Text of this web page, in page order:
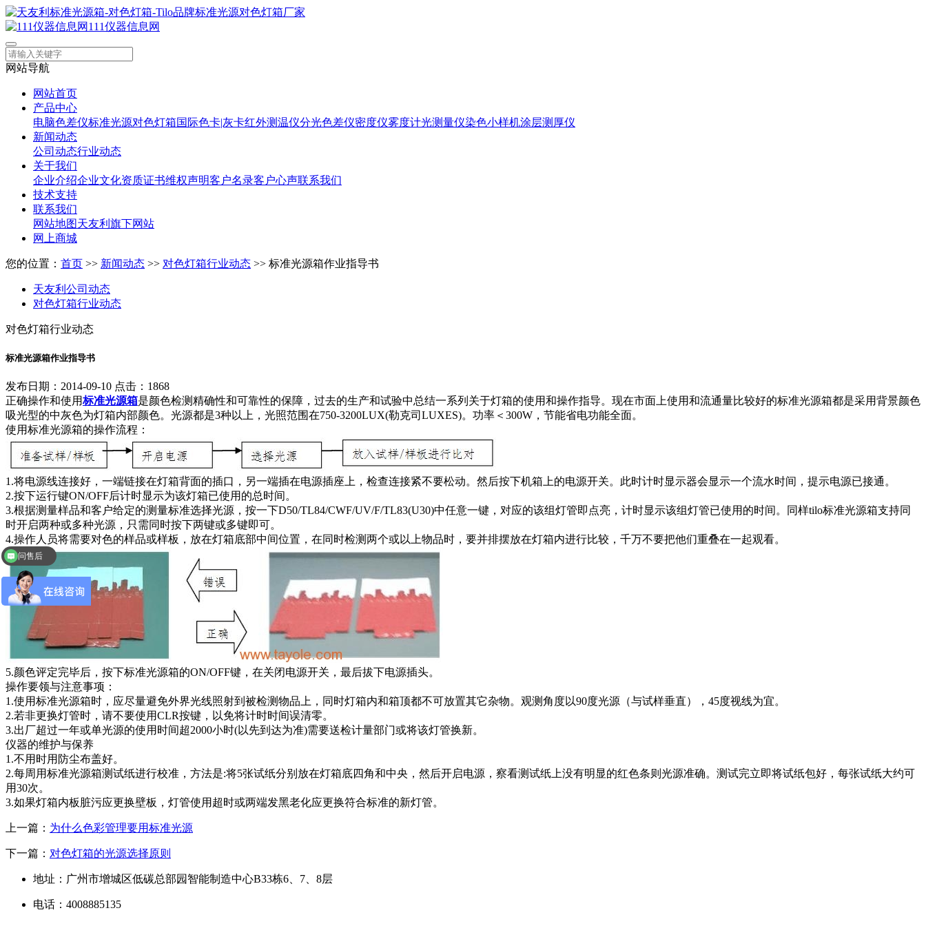
111仪器信息网
网站导航
网站首页
产品中心
电脑色差仪标准光源对色灯箱国际色卡|灰卡红外测温仪分光色差仪密度仪雾度计光测量仪染色小样机涂层测厚仪
新闻动态
公司动态行业动态
关于我们
企业介绍企业文化资质证书维权声明客户名录客户心声联系我们
技术支持
联系我们
网站地图天友利旗下网站
网上商城
您的位置： 首页 >> 新闻动态 >> 对色灯箱行业动态 >> 标准光源箱作业指导书
天友利公司动态
对色灯箱行业动态
对色灯箱行业动态
标准光源箱作业指导书
发布日期：2014-09-10 点击：1868
正确操作和使用标准光源箱是颜色检测精确性和可靠性的保障，过去的生产和试验中总结一系列关于灯箱的使用和操作指导。现在市面上使用和流通量比较好的标准光源箱都是采用背景颜色
吸光型的中灰色为灯箱内部颜色。光源都是3种以上，光照范围在750-3200LUX(勒克司LUXES)。功率＜300W，节能省电功能全面。
使用标准光源箱的操作流程：
1.将电源线连接好，一端链接在灯箱背面的插口，另一端插在电源插座上，检查连接紧不要松动。然后按下机箱上的电源开关。此时计时显示器会显示一个流水时间，提示电源已接通。
2.按下运行键ON/OFF后计时显示为该灯箱已使用的总时间。
3.根据测量样品和客户给定的测量标准选择光源，按一下D50/TL84/CWF/UV/F/TL83(U30)中任意一键，对应的该组灯管即点亮，计时显示该组灯管已使用的时间。同样tilo标准光源箱支持同
时开启两种或多种光源，只需同时按下两键或多键即可。
4.操作人员将需要对色的样品或样板，放在灯箱底部中间位置，在同时检测两个或以上物品时，要并排摆放在灯箱内进行比较，千万不要把他们重叠在一起观看。
5.颜色评定完毕后，按下标准光源箱的ON/OFF键，在关闭电源开关，最后拔下电源插头。
操作要领与注意事项：
1.使用标准光源箱时，应尽量避免外界光线照射到被检测物品上，同时灯箱内和箱顶都不可放置其它杂物。观测角度以90度光源（与试样垂直），45度视线为宜。
2.若非更换灯管时，请不要使用CLR按键，以免将计时时间误清零。
3.出厂超过一年或单光源的使用时间超2000小时(以先到达为准)需要送检计量部门或将该灯管换新。
仪器的维护与保养
1.不用时用防尘布盖好。
2.每周用标准光源箱测试纸进行校准，方法是:将5张试纸分别放在灯箱底四角和中央，然后开启电源，察看测试纸上没有明显的红色条则光源准确。测试完立即将试纸包好，每张试纸大约可
用30次。
3.如果灯箱内板脏污应更换壁板，灯管使用超时或两端发黑老化应更换符合标准的新灯管。
上一篇： 为什么色彩管理要用标准光源
下一篇： 对色灯箱的光源选择原则
地址：广州市增城区低碳总部园智能制造中心B33栋6、7、8层
电话：4008885135
问价格
问售后